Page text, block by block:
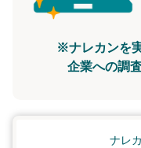
※ナレカンを
企業への調
ナレ